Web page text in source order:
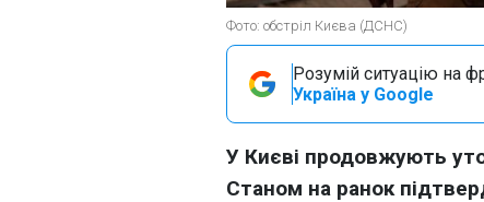
Фото: обстріл Києва (ДСНС)
Розумій ситуацію на
Україна у Google
У Києві продовжують
Станом на ранок